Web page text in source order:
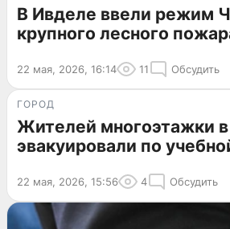
В Ивделе ввели режим
крупного лесного
22 мая, 2026, 16:14 11 Обсудить
ГОРОД
Жителей многоэтажки
эвакуировали по
22 мая, 2026, 15:56 4 Обсудить